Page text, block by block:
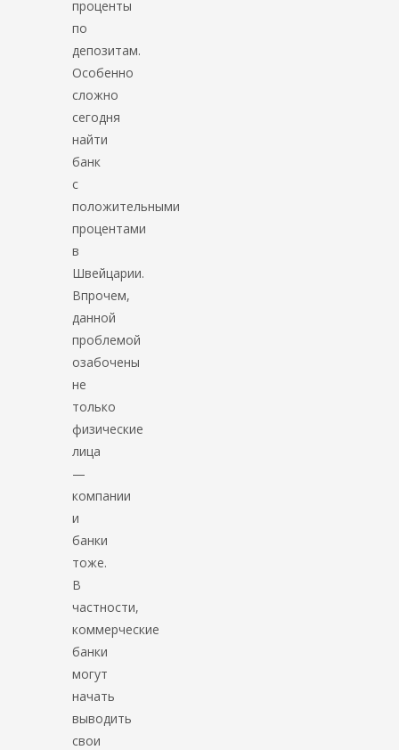
проценты
по
депозитам.
Особенно
сложно
сегодня
найти
банк
с
положительными
процентами
в
Швейцарии.
Впрочем,
данной
проблемой
озабочены
не
только
физические
лица
—
компании
и
банки
тоже.
В
частности,
коммерческие
банки
могут
начать
выводить
свои